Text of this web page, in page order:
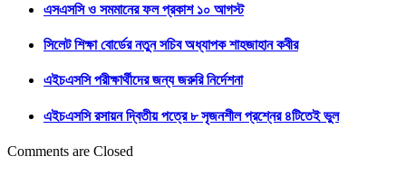
এসএসসি ও সমমানের ফল প্রকাশ ১০ আগস্ট
সিলেট শিক্ষা বোর্ডের নতুন সচিব অধ্যাপক শাহজাহান কবীর
এইচএসসি পরীক্ষার্থীদের জন্য জরুরি নির্দেশনা
এইচএসসি রসায়ন দ্বিতীয় পত্রে ৮ সৃজনশীল প্রশ্নের ৪টিতেই ভুল
Comments are Closed